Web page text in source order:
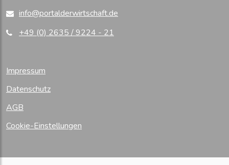
info@portalderwirtschaft.de
+49 (0) 2635 / 9224 - 21
Impressum
Datenschutz
AGB
Cookie-Einstellungen